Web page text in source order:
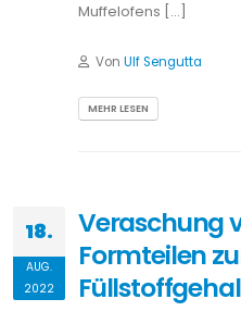
Muffelofens […]
Von Ulf Sengutta
MEHR LESEN
18.
AUG.
2022
Veraschung
Formteilen